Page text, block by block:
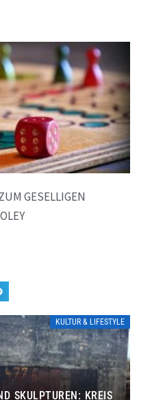
GESELLIGEN
KULTUR & LIFESTYLE
SKULPTUREN: KREIS